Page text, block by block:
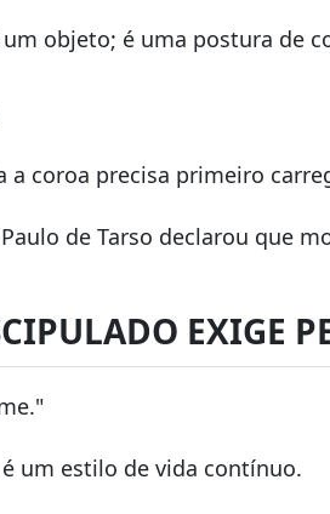
um objeto; é uma postura de
a coroa precisa primeiro
Paulo de Tarso declarou que
EXIGE
é um estilo de vida contínuo.